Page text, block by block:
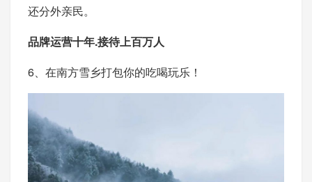
还分外亲民。
品牌运营十年.接待上百万人
6、在南方雪乡打包你的吃喝玩乐！